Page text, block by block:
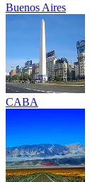
Buenos Aires
CABA